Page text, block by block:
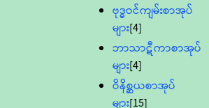
ဗုဒ္ဓဝင်ကျမ်းစာအုပ်
များ[4]
ဘာသာဋီကာစာအုပ်
များ[4]
ဝိနိစ္ဆယစာအုပ်
များ[15]